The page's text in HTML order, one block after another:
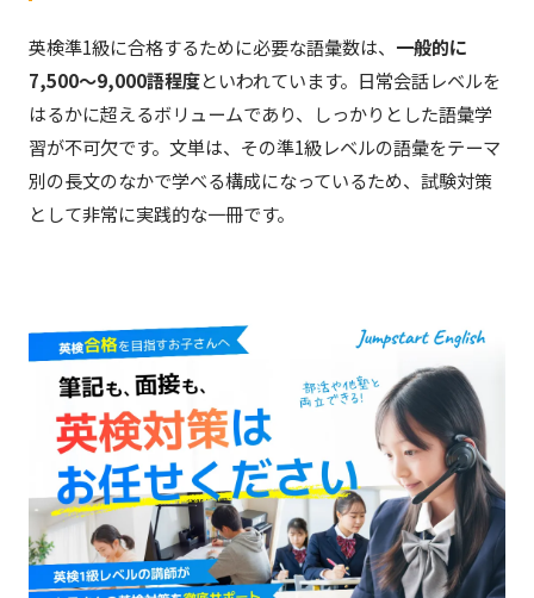
英検準1級に合格するために必要な語彙数は、 一般的に
7,500〜9,000語程度といわれています。日常会話レベルを
はるかに超えるボリュームであり、しっかりとした語彙学
習が不可欠です。文単は、その準1級レベルの語彙をテーマ
別の長文のなかで学べる構成になっているため、試験対策
として非常に実践的な一冊です。